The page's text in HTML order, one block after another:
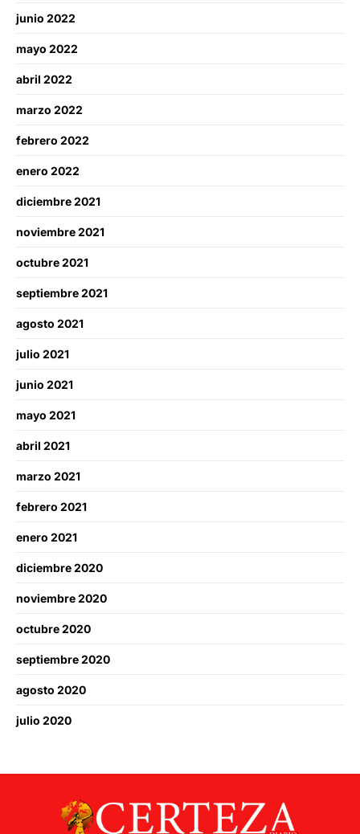
junio 2022
mayo 2022
abril 2022
marzo 2022
febrero 2022
enero 2022
diciembre 2021
noviembre 2021
octubre 2021
septiembre 2021
agosto 2021
julio 2021
junio 2021
mayo 2021
abril 2021
marzo 2021
febrero 2021
enero 2021
diciembre 2020
noviembre 2020
octubre 2020
septiembre 2020
agosto 2020
julio 2020